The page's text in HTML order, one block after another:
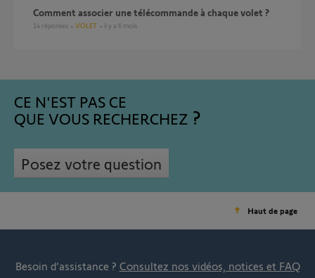
comment associer une télécommande à chaque volet ?
14 réponses VOLET il y a 6 mois
CE N'EST PAS CE
QUE VOUS RECHERCHEZ
Posez votre question
Haut de page
Besoin d’assistance ? Consultez nos vidéos, notices et FAQ